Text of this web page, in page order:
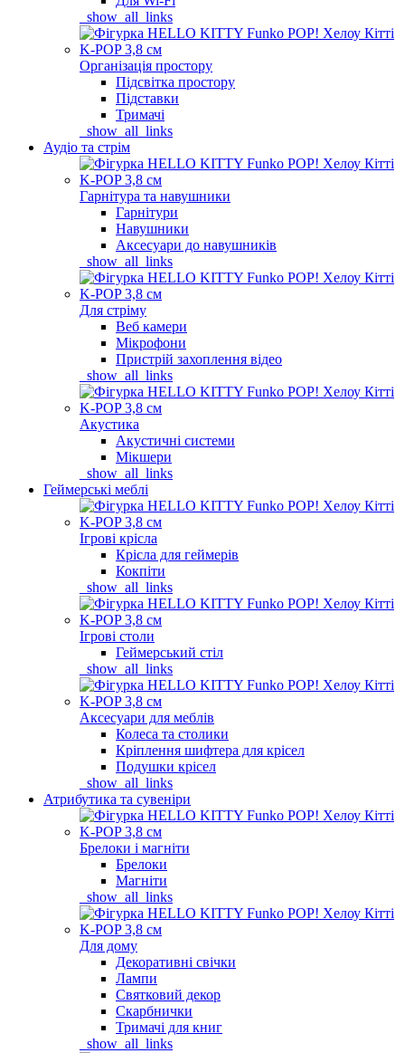
_show_all_links
Організація простору
Підсвітка простору
Підставки
Тримачі
_show_all_links
Аудіо та стрім
Гарнітура та навушники
Гарнітури
Навушники
Аксесуари до навушників
_show_all_links
Для стріму
Веб камери
Мікрофони
Пристрій захоплення відео
_show_all_links
Акустика
Акустичні системи
Мікшери
_show_all_links
Геймерські меблі
Ігрові крісла
Крісла для геймерів
Кокпіти
_show_all_links
Ігрові столи
Геймерський стіл
_show_all_links
Аксесуари для меблів
Колеса та столики
Кріплення шифтера для крісел
Подушки крісел
_show_all_links
Атрибутика та сувеніри
Брелоки і магніти
Брелоки
Магніти
_show_all_links
Для дому
Декоративні свічки
Лампи
Святковий декор
Скарбнички
Тримачі для книг
_show_all_links